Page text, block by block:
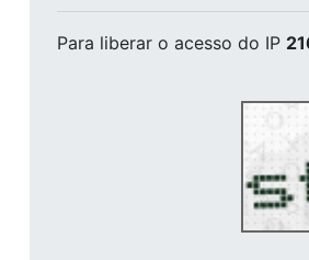
Para liberar o acesso do IP